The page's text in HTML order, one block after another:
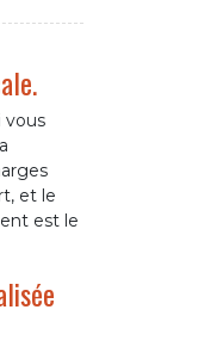
vous
et le
est le